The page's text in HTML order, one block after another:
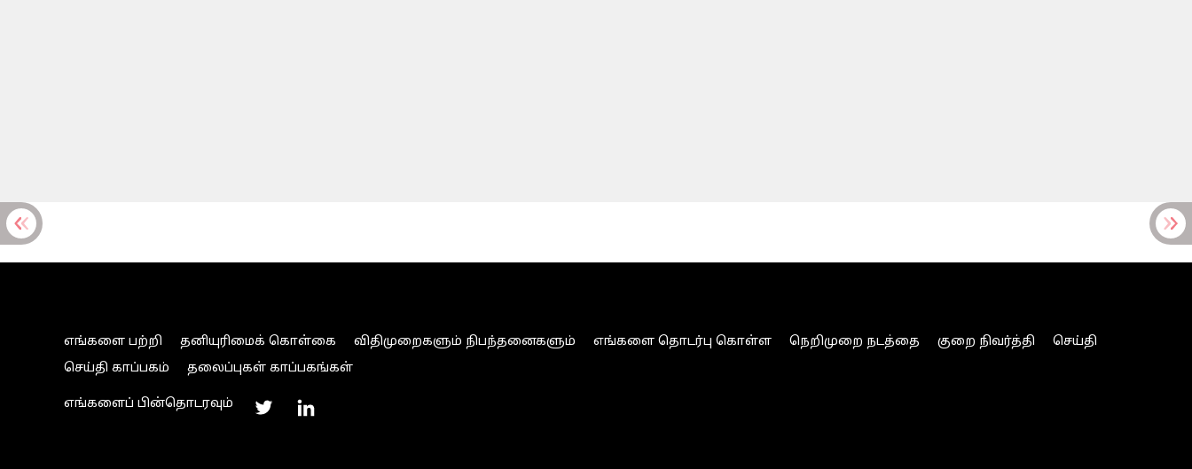
எங்களை பற்றி தனியுரிமைக் கொள்கை விதிமுறைகளும் நிபந்தனைகளும் எங்களை தொடர்பு கொள்ள நெறிமுறை நடத்தை குறை நிவர்த்தி
செய்தி
செய்தி காப்பகம்
தலைப்புகள் காப்பகங்கள்
எங்களைப் பின்தொடரவும்